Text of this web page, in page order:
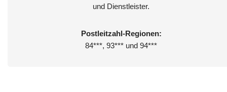
und Dienstleister.
Postleitzahl-Regionen:
84***, 93*** und 94***